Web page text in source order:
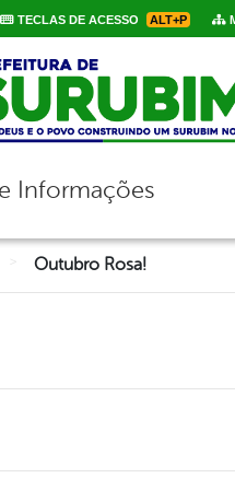
TECLAS DE ACESSO ALT+P
de navegação
Informações
Outubro Rosa!